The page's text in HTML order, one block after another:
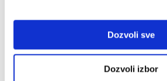
Dozvoli sve
Dozvoli izbor